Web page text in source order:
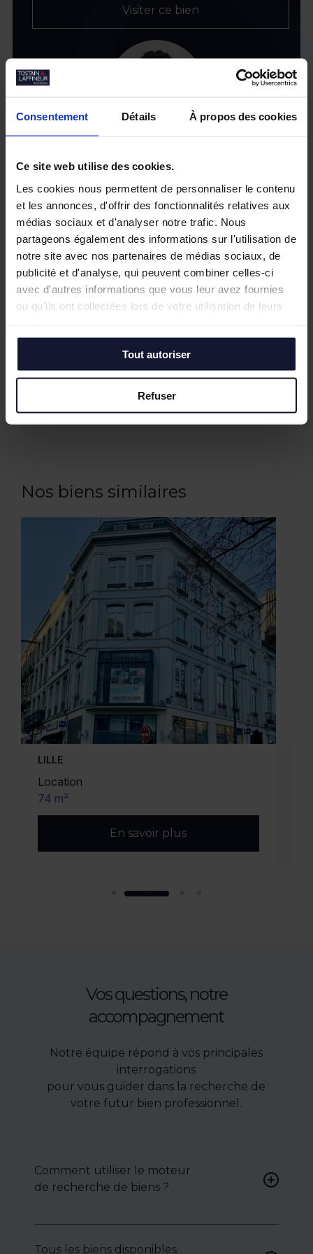
Consentement Détails À propos des cookies
Ce site web utilise des cookies.
Les cookies nous permettent de personnaliser le contenu
et les annonces, d'offrir des fonctionnalités relatives aux
médias sociaux et d'analyser notre trafic. Nous
partageons également des informations sur l'utilisation de
notre site avec nos partenaires de médias sociaux, de
publicité et d'analyse, qui peuvent combiner celles-ci
avec d'autres informations que vous leur avez fournies
ou qu'ils ont collectées lors de votre utilisation de leurs
Tout autoriser
Refuser
Visiter ce bien
Nos biens similaires
WASQUEHAL
Location
80 m²
En savoir plus
Vos questions, notre
accompagnement
Notre équipe répond à vos principales
interrogations
pour vous guider dans la recherche de
votre futur bien professionnel.
Comment utiliser le moteur
de recherche de biens ?
Tous les biens disponibles